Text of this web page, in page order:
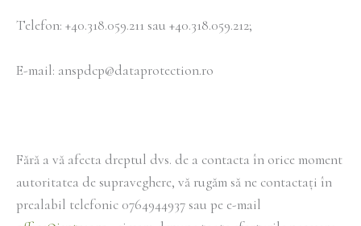
Telefon: +40.318.059.211 sau +40.318.059.212;
E-mail: anspdcp@dataprotection.ro
Fără a vă afecta dreptul dvs. de a contacta în orice moment
autoritatea de supraveghere, vă rugăm să ne contactați în
prealabil telefonic 0764944937 sau pe e-mail